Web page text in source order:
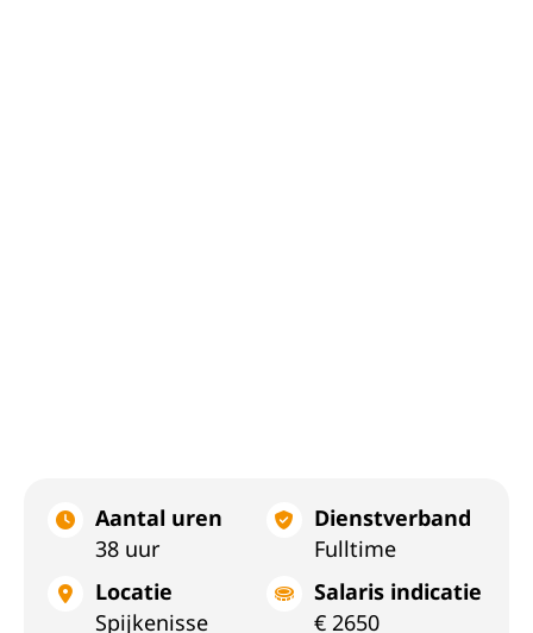
Aantal uren
38 uur
Dienstverband
Fulltime
Locatie
Spijkenisse
Salaris indicatie
€ 2650